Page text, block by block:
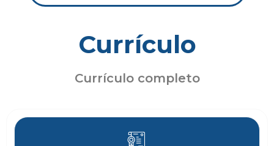
Currículo
Currículo completo